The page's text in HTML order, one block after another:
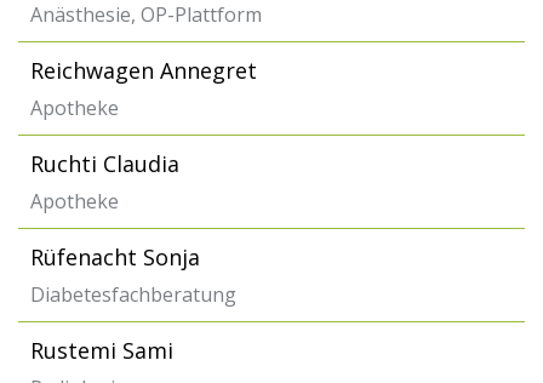
Anästhesie, OP-Plattform
Reichwagen Annegret
Apotheke
Ruchti Claudia
Apotheke
Rüfenacht Sonja
Diabetesfachberatung
Rustemi Sami